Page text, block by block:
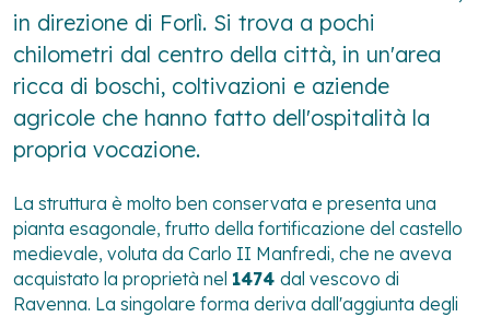
in direzione di Forlì. Si trova a pochi
chilometri dal centro della città, in un'area
ricca di boschi, coltivazioni e aziende
agricole che hanno fatto dell'ospitalità la
propria vocazione.
La struttura è molto ben conservata e presenta una
pianta esagonale, frutto della fortificazione del castello
medievale, voluta da Carlo II Manfredi, che ne aveva
acquistato la proprietà nel 1474 dal vescovo di
Ravenna. La singolare forma deriva dall'aggiunta degli